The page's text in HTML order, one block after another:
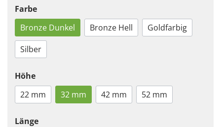
Farbe
Bronze Dunkel
Bronze Hell
Goldfarbig
Silber
Höhe
22 mm
32 mm 42 mm 52 mm
Länge